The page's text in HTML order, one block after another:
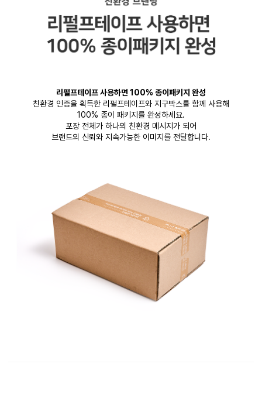
리펄프테이프 사용하면 100% 종이패키지 완성
친환경 인증을 획득한 리펄프테이프와 지구박스를 함께 사용해
100% 종이 패키지를 완성하세요.
포장 전체가 하나의 친환경 메시지가 되어
브랜드의 신뢰와 지속가능한 이미지를 전달합니다.